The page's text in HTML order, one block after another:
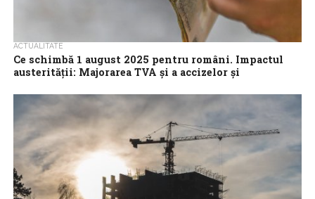
ACTUALITATE
Ce schimbă 1 august 2025 pentru români. Impactul
austerității: Majorarea TVA şi a accizelor şi
Majorarea TVA şi a accizelor şi extinderea bazei de plătitori în
ceea ce priveşte contribuţia la sănătate reprezintă principalele
modificări fiscale care...